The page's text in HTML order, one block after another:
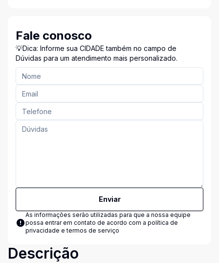
Fale conosco
💡Dica: Informe sua CIDADE também no campo de
Dúvidas para um atendimento mais personalizado.
Enviar
As informações serão utilizadas para que a nossa equipe
possa entrar em contato de acordo com a política de
privacidade e termos de serviço
Descrição